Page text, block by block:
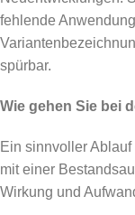
fehlende
spürbar.
Wie gehen Sie bei
Ein sinnvoller
mit einer
Wirkung und